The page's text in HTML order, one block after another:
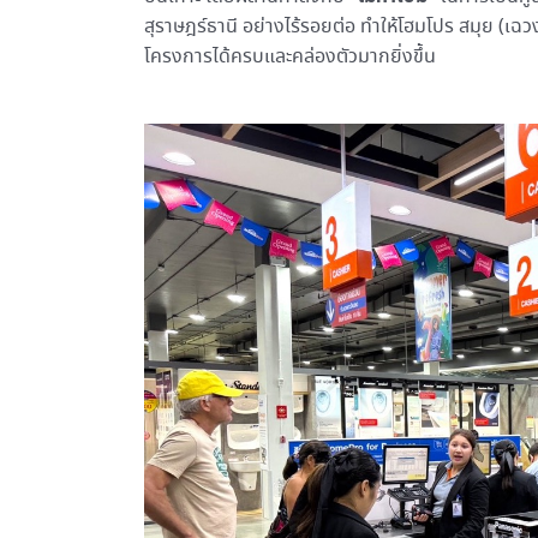
สุราษฎร์ธานี อย่างไร้รอยต่อ ทำให้โฮมโปร สมุย (เ
โครงการได้ครบและคล่องตัวมากยิ่งขึ้น